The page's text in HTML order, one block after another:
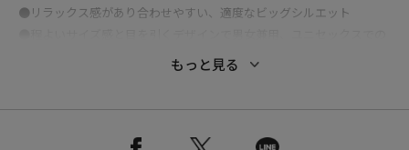
●リラックス感があり合わせやすい、適度なビッグシルエット
着用もおすすめなアイテムとなっています
もっと見る